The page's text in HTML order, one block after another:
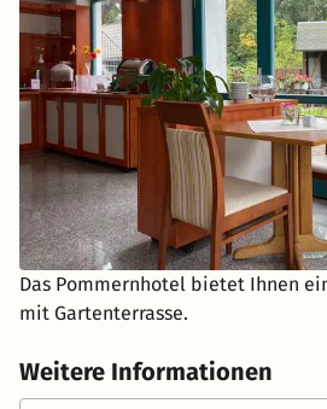
Das Pommernhotel bietet Ihnen
mit Gartenterrasse.
Weitere Informationen